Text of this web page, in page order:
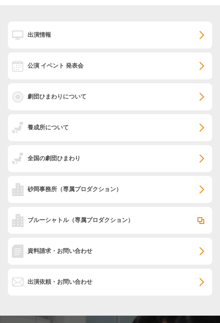
出演情報
公演 イベント 発表会
劇団ひまわりについて
養成所について
全国の劇団ひまわり
砂岡事務所 （専属プロダクション）
ブルーシャトル（専属プロダクション）
資料請求・お問い合わせ
出演依頼・お問い合わせ